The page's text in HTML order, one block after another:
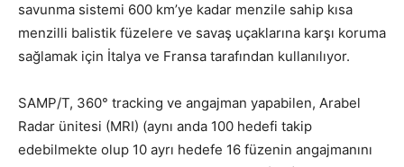
savunma sistemi 600 km’ye kadar menzile sahip kısa
menzilli balistik füzelere ve savaş uçaklarına karşı koruma
sağlamak için İtalya ve Fransa tarafından kullanılıyor.
SAMP/T, 360° tracking ve angajman yapabilen, Arabel
Radar ünitesi (MRI) (aynı anda 100 hedefi takip
edebilmekte olup 10 ayrı hedefe 16 füzenin angajmanını